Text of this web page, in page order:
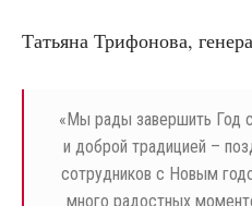
Татьяна Трифонова,
« Мы рады завершить Год
и доброй традицией –
сотрудников с Новым
много радостных